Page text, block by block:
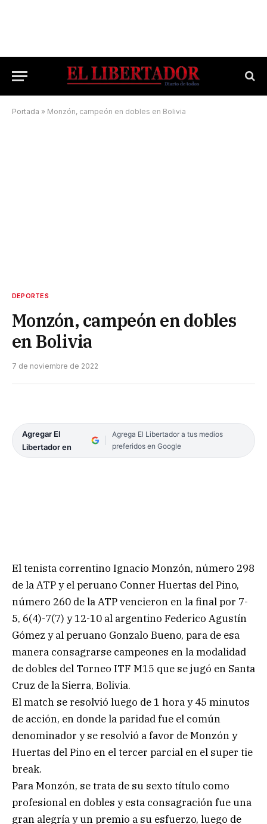
Portada » Monzón, campeón en dobles en Bolivia
DEPORTES
Monzón, campeón en dobles
en Bolivia
7 de noviembre de 2022
Agregar El
Libertador en
Agrega El Libertador a tus medios
preferidos en Google
El tenista correntino Ignacio Monzón, número 298
de la ATP y el peruano Conner Huertas del Pino,
número 260 de la ATP vencieron en la final por 7-
5, 6(4)-7(7) y 12-10 al argentino Federico Agustín
Gómez y al peruano Gonzalo Bueno, para de esa
manera consagrarse campeones en la modalidad
de dobles del Torneo ITF M15 que se jugó en Santa
Cruz de la Sierra, Bolivia.
El match se resolvió luego de 1 hora y 45 minutos
de acción, en donde la paridad fue el común
denominador y se resolvió a favor de Monzón y
Huertas del Pino en el tercer parcial en el super tie
break.
Para Monzón, se trata de su sexto título como
profesional en dobles y esta consagración fue una
gran alegría y un premio a su esfuerzo, luego de